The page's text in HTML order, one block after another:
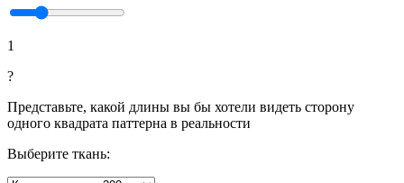
1
?
Представьте, какой длины вы бы хотели видеть сторону
одного квадрата паттерна в реальности
Выберите ткань: